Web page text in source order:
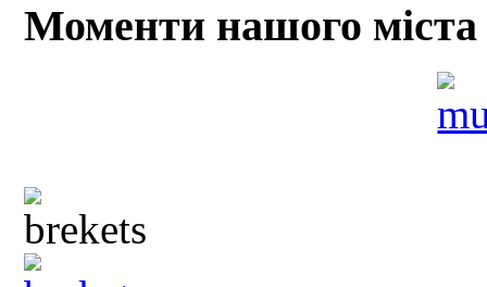
Моменти нашого міста